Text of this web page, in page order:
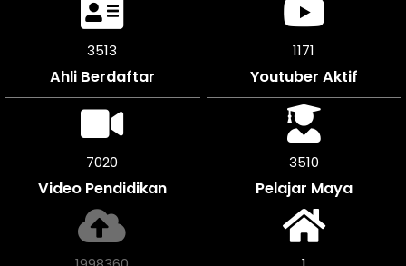
4080
Ahli Berdaftar
1312
Youtuber Aktif
8160
Video Pendidikan
4077
Pelajar Maya